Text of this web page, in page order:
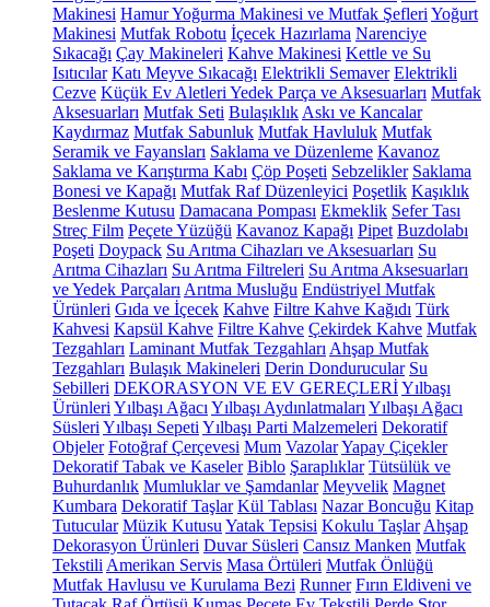
Makinesi Hamur Yoğurma Makinesi ve Mutfak Şefleri Yoğurt
Makinesi Mutfak Robotu İçecek Hazırlama Narenciye
Sıkacağı Çay Makineleri Kahve Makinesi Kettle ve Su
Isıtıcılar Katı Meyve Sıkacağı Elektrikli Semaver Elektrikli
Cezve Küçük Ev Aletleri Yedek Parça ve Aksesuarları Mutfak
Aksesuarları Mutfak Seti Bulaşıklık Askı ve Kancalar
Kaydırmaz Mutfak Sabunluk Mutfak Havluluk Mutfak
Seramik ve Fayansları Saklama ve Düzenleme Kavanoz
Saklama ve Karıştırma Kabı Çöp Poşeti Sebzelikler Saklama
Bonesi ve Kapağı Mutfak Raf Düzenleyici Poşetlik Kaşıklık
Beslenme Kutusu Damacana Pompası Ekmeklik Sefer Tası
Streç Film Peçete Yüzüğü Kavanoz Kapağı Pipet Buzdolabı
Poşeti Doypack Su Arıtma Cihazları ve Aksesuarları Su
Arıtma Cihazları Su Arıtma Filtreleri Su Arıtma Aksesuarları
ve Yedek Parçaları Arıtma Musluğu Endüstriyel Mutfak
Ürünleri Gıda ve İçecek Kahve Filtre Kahve Kağıdı Türk
Kahvesi Kapsül Kahve Filtre Kahve Çekirdek Kahve Mutfak
Tezgahları Laminant Mutfak Tezgahları Ahşap Mutfak
Tezgahları Bulaşık Makineleri Derin Dondurucular Su
Sebilleri DEKORASYON VE EV GEREÇLERİYılbaşı
Ürünleri Yılbaşı Ağacı Yılbaşı Aydınlatmaları Yılbaşı Ağacı
Süsleri Yılbaşı Sepeti Yılbaşı Parti Malzemeleri Dekoratif
Objeler Fotoğraf Çerçevesi Mum VazolarYapay Çiçekler
Dekoratif Tabak ve Kaseler Biblo Şaraplıklar Tütsülük ve
Buhurdanlık Mumluklar ve Şamdanlar Meyvelik Magnet
Kumbara Dekoratif Taşlar Kül Tablası Nazar Boncuğu Kitap
Tutucular Müzik Kutusu Yatak Tepsisi Kokulu Taşlar Ahşap
Dekorasyon Ürünleri Duvar Süsleri Cansız Manken Mutfak
Tekstili Amerikan Servis Masa Örtüleri Mutfak Önlüğü
Mutfak Havlusu ve Kurulama Bezi Runner Fırın Eldiveni ve